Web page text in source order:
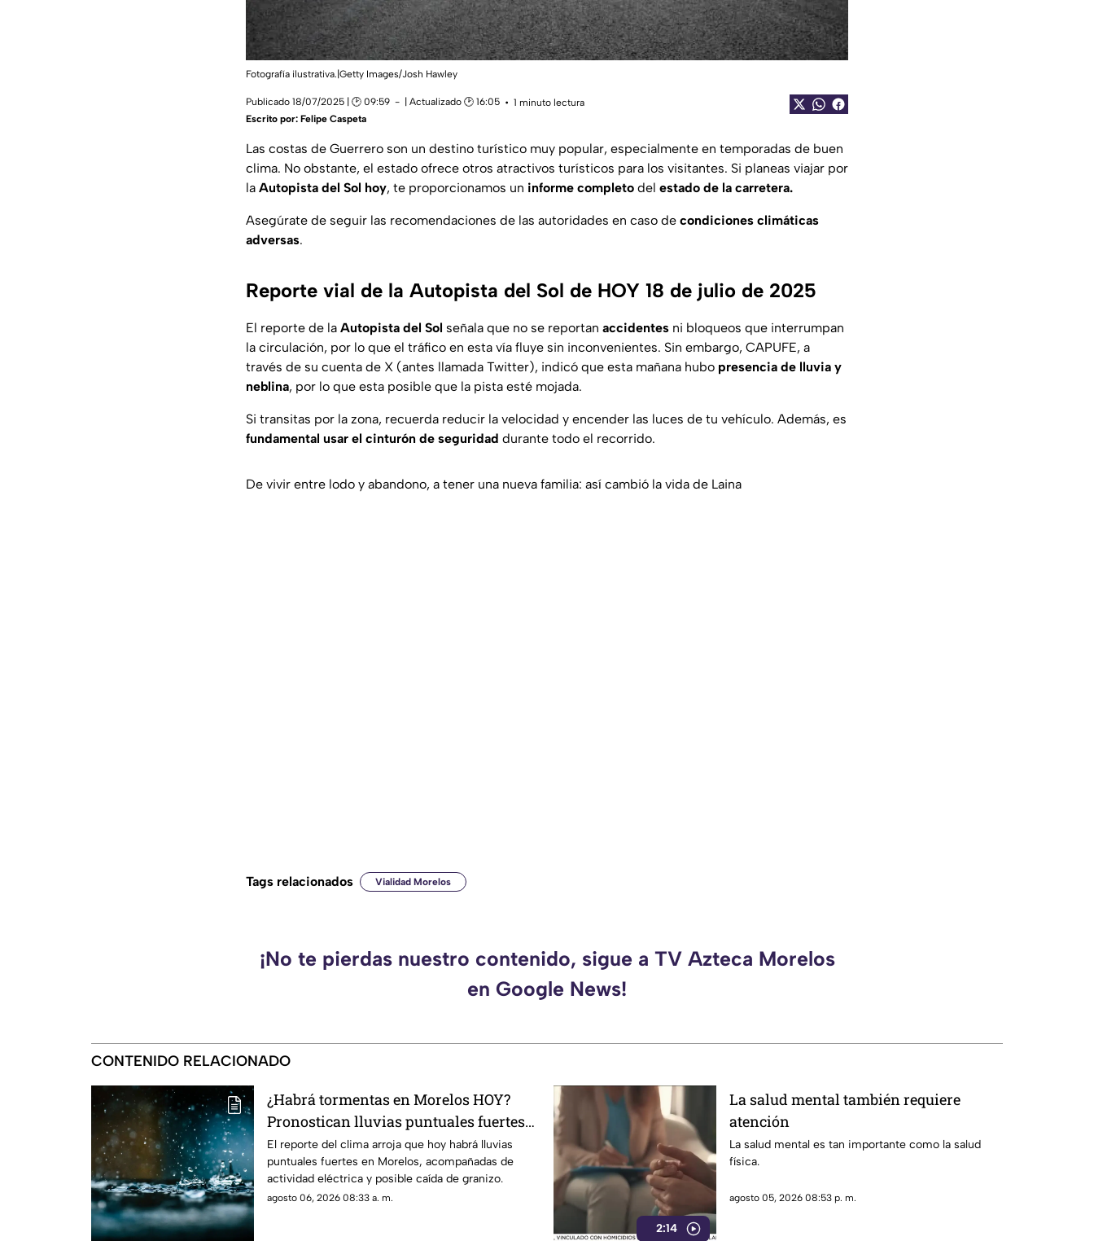
Fotografía ilustrativa.|Getty Images/Josh Hawley
Publicado 18/07/2025 | 🕑 09:59 | Actualizado 🕑 16:05
1 minuto lectura
Escrito por: Felipe Caspeta
Las costas de Guerrero son un destino turístico muy popular, especialmente en temporadas de buen
clima. No obstante, el estado ofrece otros atractivos turísticos para los visitantes. Si planeas viajar por
la Autopista del Sol hoy, te proporcionamos un informe completo del estado de la carretera.
Asegúrate de seguir las recomendaciones de las autoridades en caso de condiciones climáticas
adversas.
Reporte vial de la Autopista del Sol de HOY 18 de julio de 2025
El reporte de la Autopista del Sol señala que no se reportan accidentes ni bloqueos que interrumpan
la circulación, por lo que el tráfico en esta vía fluye sin inconvenientes. Sin embargo, CAPUFE, a
través de su cuenta de X (antes llamada Twitter), indicó que esta mañana hubo presencia de lluvia y
neblina, por lo que esta posible que la pista esté mojada.
Si transitas por la zona, recuerda reducir la velocidad y encender las luces de tu vehículo. Además, es
fundamental usar el cinturón de seguridad durante todo el recorrido.
De vivir entre lodo y abandono, a tener una nueva familia: así cambió la vida de Laina
Tags relacionados Vialidad Morelos
¡No te pierdas nuestro contenido, sigue a TV Azteca Morelos
en Google News!
CONTENIDO RELACIONADO
¿Habrá tormentas en Morelos HOY?
Pronostican lluvias puntuales fuertes
con descargas eléctricas en estos
municipios
El reporte del clima arroja que hoy habrá lluvias
puntuales fuertes en Morelos, acompañadas de
actividad eléctrica y posible caída de granizo.
agosto 06, 2026 08:33 a. m.
2:14
La salud mental también requiere
atención
La salud mental es tan importante como la salud
física.
agosto 05, 2026 08:53 p. m.